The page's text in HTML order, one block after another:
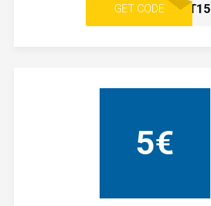
GET CODEHERBST15
5€